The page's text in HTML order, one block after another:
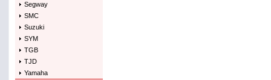
Segway
SMC
Suzuki
SYM
TGB
TJD
Yamaha